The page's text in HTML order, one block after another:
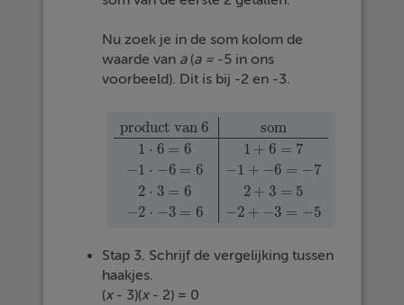
Nu zoek je in de som kolom de
waarde van a(a = -5 in ons
voorbeeld). Dit is bij -2 en -3.
product van 6
1 ⋅ 6 = 6
−1 ⋅ −6 = 6
2 ⋅ 3 = 6
−2 ⋅ −3 = 6
som
1 + 6 = 7
−1 + −6 = −7
2 + 3 = 5
−2 + −3 = −5
product van 6som1·6 =61+6= 7− 1
Stap 3. Schrijf de vergelijking tussen
haakjes.
(x- 3)(x- 2) = 0